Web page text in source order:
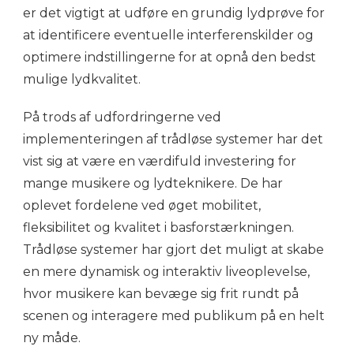
er det vigtigt at udføre en grundig lydprøve for
at identificere eventuelle interferenskilder og
optimere indstillingerne for at opnå den bedst
mulige lydkvalitet.
På trods af udfordringerne ved
implementeringen af trådløse systemer har det
vist sig at være en værdifuld investering for
mange musikere og lydteknikere. De har
oplevet fordelene ved øget mobilitet,
fleksibilitet og kvalitet i basforstærkningen.
Trådløse systemer har gjort det muligt at skabe
en mere dynamisk og interaktiv liveoplevelse,
hvor musikere kan bevæge sig frit rundt på
scenen og interagere med publikum på en helt
ny måde.